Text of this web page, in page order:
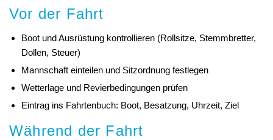
Vor der Fahrt
Boot und Ausrüstung kontrollieren (Rollsitze, Stemmbretter,
Dollen, Steuer)
Mannschaft einteilen und Sitzordnung festlegen
Wetterlage und Revierbedingungen prüfen
Eintrag ins Fahrtenbuch: Boot, Besatzung, Uhrzeit, Ziel
Während der Fahrt